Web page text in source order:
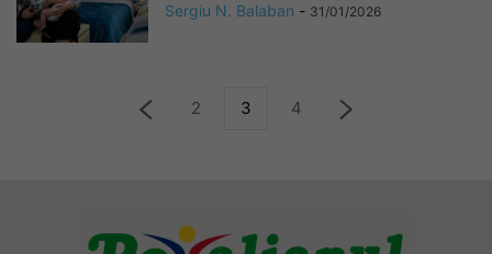
Sergiu N. Balaban - 31/01/2026
2 3 4